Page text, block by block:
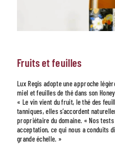
Fruits et feuilles
Lux Regis adopte une approche
miel et feuilles de thé dans son
« Le vin vient du fruit, le thé des
tanniques, elles s’accordent
propriétaire du domaine. « Nos
acceptation, ce qui nous a conduits
grande échelle. »